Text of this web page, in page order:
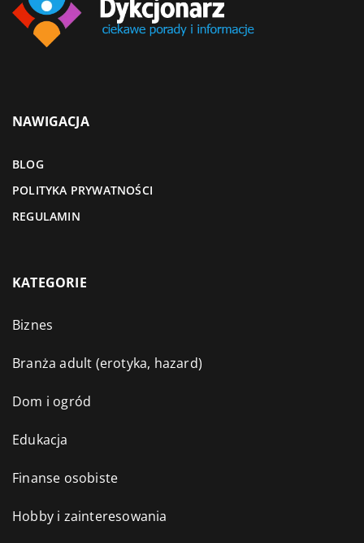
NAWIGACJA
BLOG
POLITYKA PRYWATNOŚCI
REGULAMIN
KATEGORIE
Biznes
Branża adult (erotyka, hazard)
Dom i ogród
Edukacja
Finanse osobiste
Hobby i zainteresowania